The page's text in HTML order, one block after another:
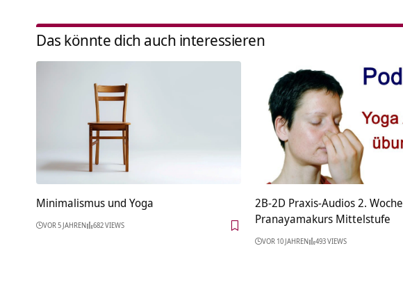
Das könnte dich auch interessieren
Minimalismus und Yoga
VOR 5 JAHREN 682 VIEWS
2B-2D Praxis-Audios 2. Woche
Pranayamakurs Mittelstufe
VOR 10 JAHREN 493 VIEWS